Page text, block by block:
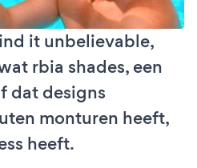
it unbelievable,
rbia shades, een
dat designs
monturen heeft,
heeft.